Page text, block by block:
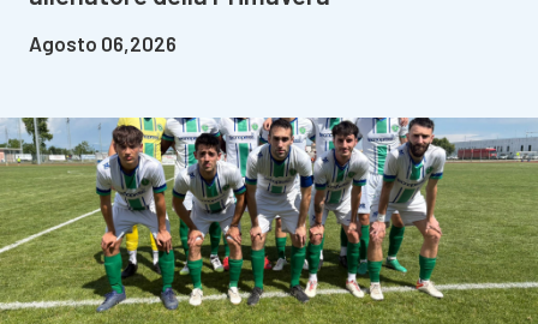
Agosto 06,2026